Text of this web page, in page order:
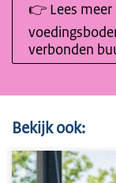
👉 Lees
verbonden
Bekijk ook: